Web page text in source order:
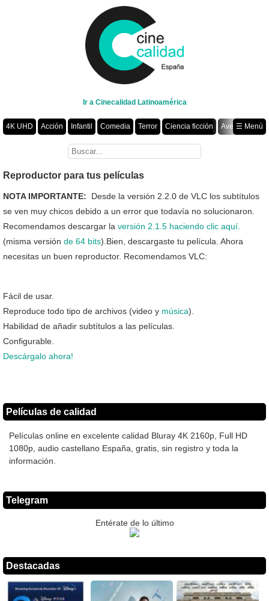
Ir a Cinecalidad Latinoamérica
4K UHD Acción Infantil Comedia Terror Ciencia ficción
Aventura
Romance Fantasía Drama Animación Crimen
☰ Menú
Reproductor para tus películas
NOTA IMPORTANTE: Desde la versión 2.2.0 de VLC los subtítulos
se ven muy chicos debido a un error que todavía no solucionaron.
Recomendamos descargar la versión 2.1.5 haciendo clic aquí
(misma versión de 64 bits).Bien, descargaste tu película. Ahora
necesitas un buen reproductor. Recomendamos VLC:
Fácil de usar.
Reproduce todo tipo de archivos (video y música).
Habilidad de añadir subtítulos a las películas.
Configurable.
Descárgalo ahora!
Películas de calidad
Películas online en excelente calidad Bluray 4K 2160p, Full HD
1080p, audio castellano España, gratis, sin registro y toda la
información.
Telegram
Entérate de lo último
Destacadas